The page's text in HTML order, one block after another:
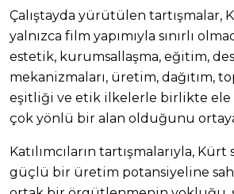
Çalıştayda yürütülen tartışmalar,
yalnızca film yapımıyla sınırlı
estetik, kurumsallaşma, eğitim,
mekanizmaları, üretim, dağıtım,
eşitliği ve etik ilkelerle birlikte ele
çok yönlü bir alan olduğunu
Katılımcıların tartışmalarıyla, Kürt
güçlü bir üretim potansiyeline